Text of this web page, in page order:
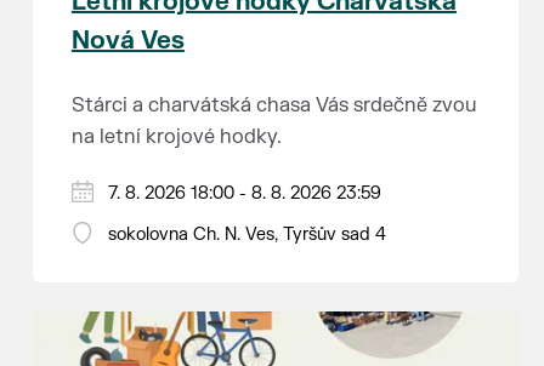
Nová Ves
Stárci a charvátská chasa Vás srdečně zvou
na letní krojové hodky.
PÁTEK 7. srpna
18:00 - ruční stavění máje
14:00 - krojový průvod pro stárky od
hostince “U Buvola”
7. 8. 2026 18:00 - 8. 8. 2026 23:59
sokolovna Ch. N. Ves, Tyršův sad 4